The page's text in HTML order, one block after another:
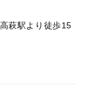
萩駅より徒歩15